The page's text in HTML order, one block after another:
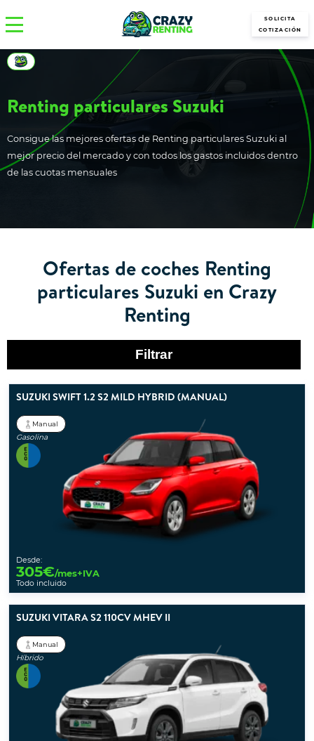
SOLICITA
COTIZACIÓN
Renting particulares Suzuki
Consigue las mejores ofertas de Renting particulares Suzuki al
mejor precio del mercado y con todos los gastos incluidos dentro
de las cuotas mensuales
Ofertas de coches Renting
particulares Suzuki en Crazy
Renting
Filtrar
SUZUKI SWIFT 1.2 S2 MILD HYBRID (MANUAL)
Manual
Gasolina
Desde:
305€/mes+IVA
Todo incluido
SUZUKI VITARA S2 110CV MHEV II
Manual
Híbrido